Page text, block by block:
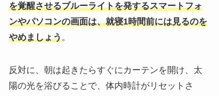
を覚醒させるブルーライトを発するスマートフォ
ンやパソコンの画面は、就寝1時間前には見るのを
やめましょう。
反対に、朝は起きたらすぐにカーテンを開け、太
陽の光を浴びることで、体内時計がリセットさ